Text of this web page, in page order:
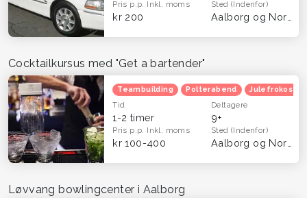
Pris p.p. Inkl. moms
kr 200
Sted(Indenfor)
Cocktailkursus med "Get a bartender"
Teambuilding Polterabend Julefrokost
Tid
1-2 timer
Deltagere
9+
Pris p.p. Inkl. moms
kr 100-400
Sted(Indenfor)
Løvvang bowlingcenter i Aalborg